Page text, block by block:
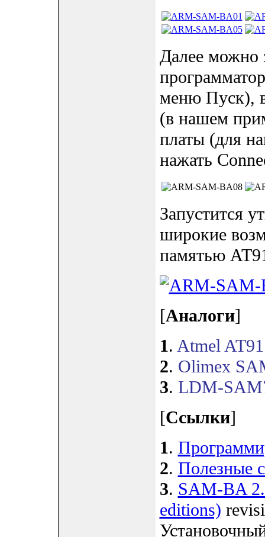
Далее можно
меню Пуск),
(в нашем
платы (для
нажать
Запустится
широкие
памятью
[Аналоги]
1. Atmel
2. Olimex
3. LDM-
[Ссылки]
1.
2. Полезные
3. SAM-BA
editions)